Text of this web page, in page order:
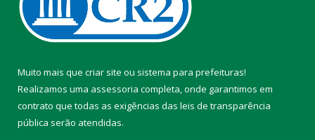
Muito mais que criar site ou sistema para prefeituras!
Realizamos uma assessoria completa, onde garantimos em
contrato que todas as exigências das leis de transparência
pública serão atendidas.